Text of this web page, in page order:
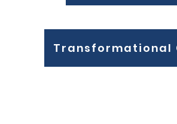
Transformational